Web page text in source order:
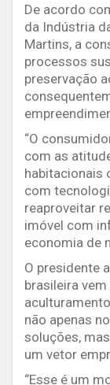
De acordo
da Indústria
Martins, a
processos
preservação
“O
com as
habitacionais
com
reaproveitar
imóvel com
economia de
O presidente
brasileira
não apenas
soluções,
um vetor
“Esse é um